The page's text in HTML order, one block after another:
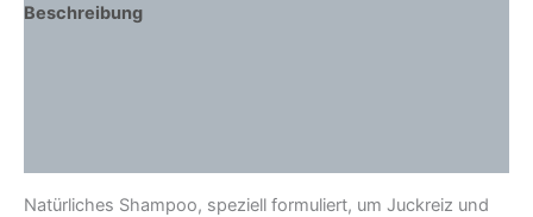
Beschreibung
Natürliches Shampoo, speziell formuliert, um Juckreiz und